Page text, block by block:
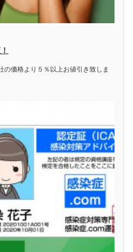
の価格より５％以上お値引き致しま